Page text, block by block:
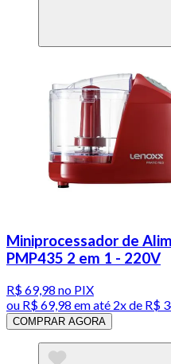
Miniprocessador de
PMP435 2 em 1 - 220V
R$ 69,98 no PIX
ou R$ 69,98 em até 2x de R$
COMPRAR AGORA